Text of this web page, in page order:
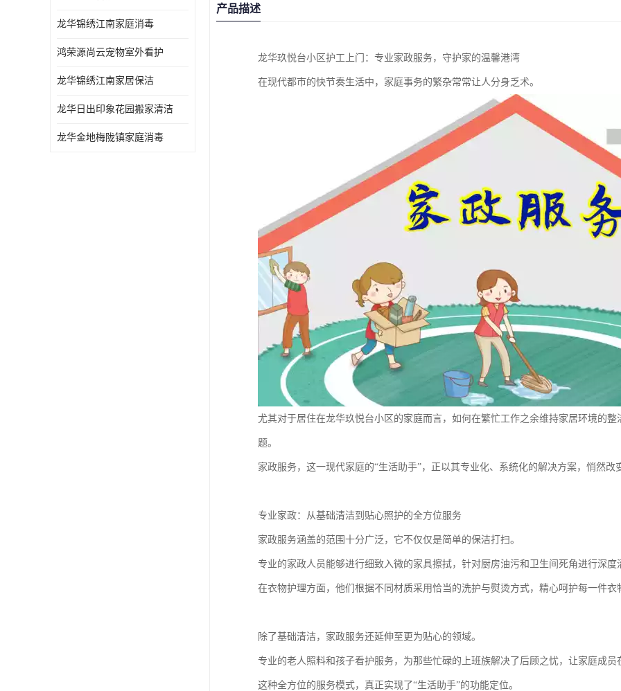
龙华锦绣江南家庭消毒
鸿荣源尚云宠物室外看护
龙华锦绣江南家居保洁
龙华日出印象花园搬家清洁
龙华金地梅陇镇家庭消毒
产品描述
龙华玖悦台小区护工上门：专业家政服务，守护家的温馨港湾
在现代都市的快节奏生活中，家庭事务的繁杂常常让人分身乏术。
尤其对于居住在龙华玖悦台小区的家庭而言，如何在繁忙工作之余维持家居环境的
题。
家政服务，这一现代家庭的“生活助手”，正以其专业化、系统化的解决方案，悄然改
专业家政：从基础清洁到贴心照护的全方位服务
家政服务涵盖的范围十分广泛，它不仅仅是简单的保洁打扫。
专业的家政人员能够进行细致入微的家具擦拭，针对厨房油污和卫生间死角进行深
在衣物护理方面，他们根据不同材质采用恰当的洗护与熨烫方式，精心呵护每一件衣
除了基础清洁，家政服务还延伸至更为贴心的领域。
专业的老人照料和孩子看护服务，为那些忙碌的上班族解决了后顾之忧，让家庭成
这种全方位的服务模式，真正实现了“生活助手”的功能定位。